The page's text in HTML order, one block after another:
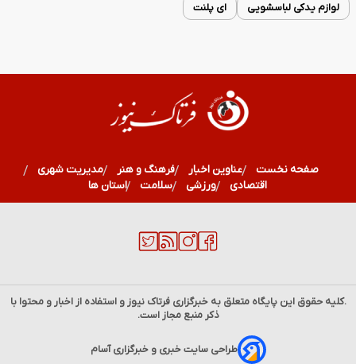
فال قهوه | فال قهوه روزانه یکشنبه 18 مرداد ماه 1405
لوازم یدکی لباسشویی ای پلنت
صفحه نخست عناوین اخبار فرهنگ و هنر
مدیریت شهری
اقتصادی
ورزشی سلامت استان ها
.کلیه حقوق این پایگاه متعلق به خبرگزاریفرتاک نیوز و استفاده از اخبار و محتوا با
ذکر منبع مجاز است.
طراحی سایت خبری و خبرگزاری آسام